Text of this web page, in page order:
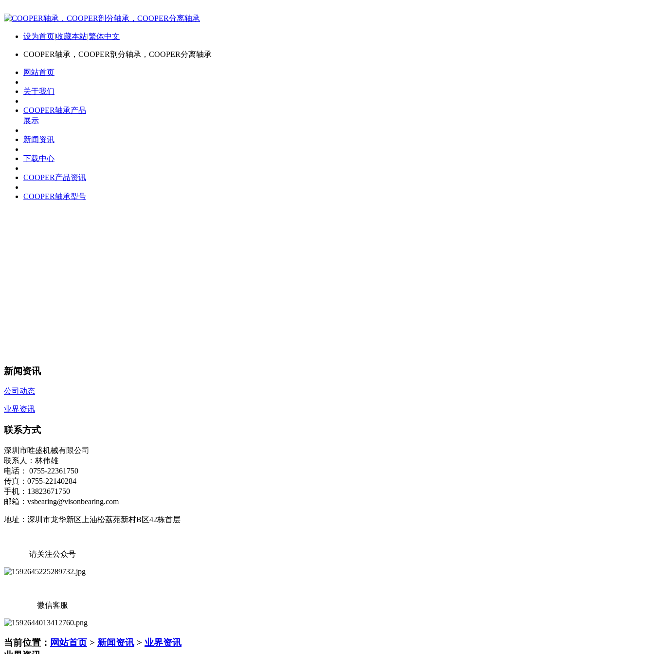
设为首页|收藏本站|繁体中文
COOPER轴承，COOPER剖分轴承，COOPER分离轴承
网站首页
关于我们
COOPER轴承产品
展示
新闻资讯
下载中心
COOPER产品资讯
COOPER轴承型号
新闻资讯
公司动态
业界资讯
联系方式
深圳市唯盛机械有限公司
联系人：林伟雄
电话： 0755-22361750
传真：0755-22140284
手机：13823671750
邮箱：vsbearing@visonbearing.com
地址：深圳市龙华新区上油松荔苑新村B区42栋首层
请关注公众号
微信客服
当前位置： 网站首页 > 新闻资讯 > 业界资讯